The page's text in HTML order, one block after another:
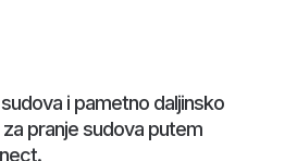
i pametno daljinsko
pranje sudova putem